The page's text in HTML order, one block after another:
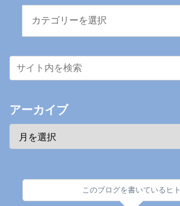
アーカイブ
このブログを書いているヒト